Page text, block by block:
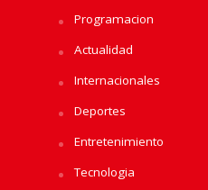
Programacion
Actualidad
Internacionales
Deportes
Entretenimiento
Tecnologia